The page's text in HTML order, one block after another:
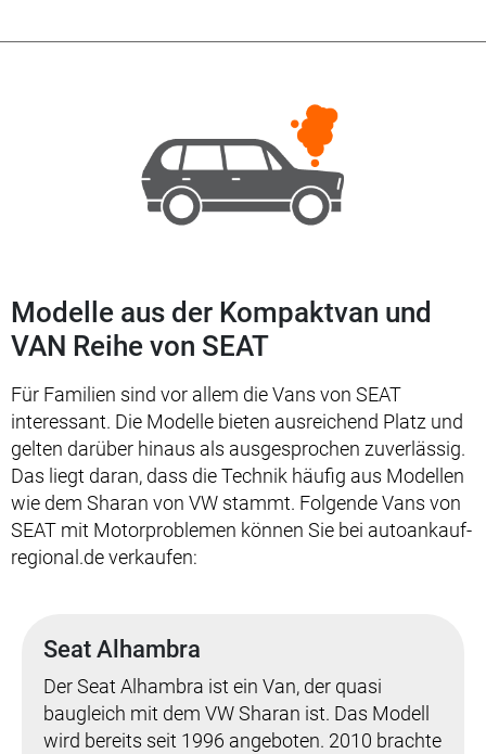
Modelle aus der Kompaktvan und
VAN Reihe von SEAT
Für Familien sind vor allem die Vans von SEAT
interessant. Die Modelle bieten ausreichend Platz und
gelten darüber hinaus als ausgesprochen zuverlässig.
Das liegt daran, dass die Technik häufig aus Modellen
wie dem Sharan von VW stammt. Folgende Vans von
SEAT mit Motorproblemen können Sie bei autoankauf-
regional.de verkaufen:
Seat Alhambra
Der Seat Alhambra ist ein Van, der quasi
baugleich mit dem VW Sharan ist. Das Modell
wird bereits seit 1996 angeboten. 2010 brachte